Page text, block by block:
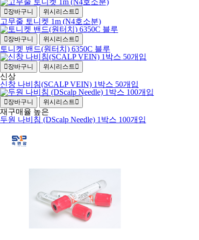
장바구니 위시리스트
고무줄 토니켓 1m (N4호소분)
장바구니 위시리스트
토니켓 밴드(원터치) 6350C 블루
장바구니 위시리스트
신상
신창 나비침(SCALP VEIN) 1박스 50개입
장바구니 위시리스트
재구매율 높은
두원 나비침 (DScalp Needle) 1박스 100개입